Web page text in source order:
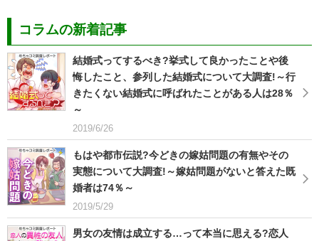
コラムの新着記事
結婚式ってするべき?挙式して良かったことや後
悔したこと、参列した結婚式について大調査!～行
きたくない結婚式に呼ばれたことがある人は28％
～
2019/6/26
もはや都市伝説?今どきの嫁姑問題の有無やその
実態について大調査!～嫁姑問題がないと答えた既
婚者は74％～
2019/5/29
男女の友情は成立する…って本当に思える?恋人